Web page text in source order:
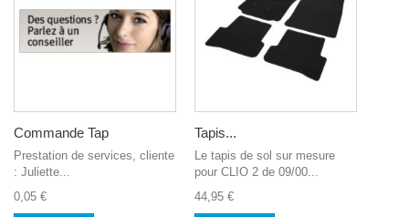
Commande Tap
Prestation de services, cliente
: Juliette...
0,05 €
Tapis...
Le tapis de sol sur mesure
pour CLIO 2 de 09/00...
44,95 €